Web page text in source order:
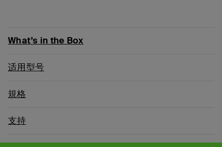
What’s in the Box
适用型号
規格
支持